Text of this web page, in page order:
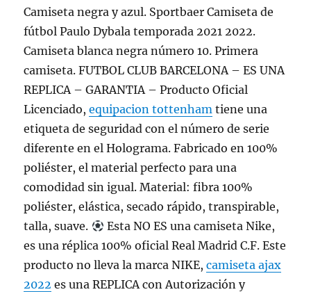
Camiseta negra y azul. Sportbaer Camiseta de
fútbol Paulo Dybala temporada 2021 2022.
Camiseta blanca negra número 10. Primera
camiseta. FUTBOL CLUB BARCELONA – ES UNA
REPLICA – GARANTIA – Producto Oficial
Licenciado,equipacion tottenham tiene una
etiqueta de seguridad con el número de serie
diferente en el Holograma. Fabricado en 100%
poliéster, el material perfecto para una
comodidad sin igual. Material: fibra 100%
poliéster, elástica, secado rápido, transpirable,
talla, suave.
Esta NO ES una camiseta Nike,
es una réplica 100% oficial Real Madrid C.F. Este
producto no lleva la marca NIKE,camiseta ajax
2022 es una REPLICA con Autorización y